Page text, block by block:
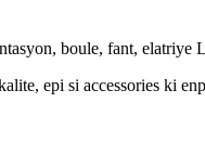
boule, fant, elatriye
epi si accessories ki